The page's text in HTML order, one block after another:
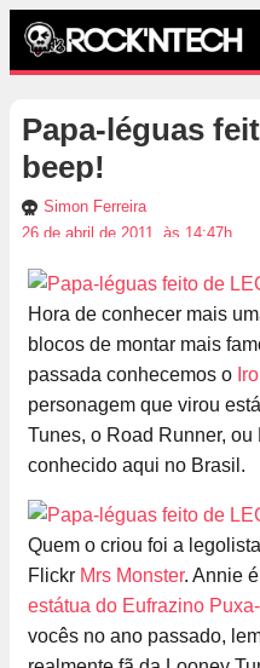
Papa-léguas
beep!
Simon Ferreira
26 de abril de 2011, às 14:47h
Hora de conhecer mais
blocos de montar mais
passada conhecemos o
personagem que virou
Tunes, o Road Runner,
conhecido aqui no Brasil.
Quem o criou foi a
Flickr Mrs Monster. Annie
estátua do Eufrazino
vocês no ano passado,